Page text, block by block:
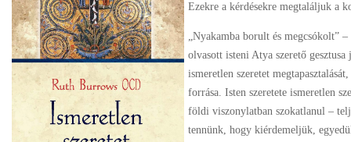
Ezekre a kérdésekre megtaláljuk a
„Nyakamba borult és megcsókolt”
olvasott isteni Atya szerető
ismeretlen szeretet
forrása. Isten szeretete ismeretlen
földi viszonylatban szokatlanul –
tennünk, hogy kiérdemeljük,